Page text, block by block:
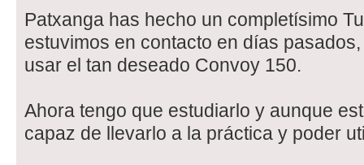
Patxanga has hecho un completísimo
estuvimos en contacto en días
usar el tan deseado Convoy 150.
Ahora tengo que estudiarlo y aunque
capaz de llevarlo a la práctica y poder